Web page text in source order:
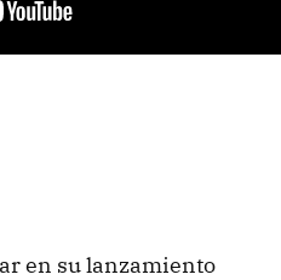
en su lanzamiento